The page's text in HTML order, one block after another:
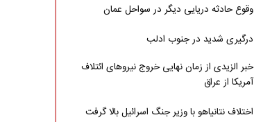
وقوع حادثه دریایی دیگر در سواحل عمان
درگیری شدید در جنوب ادلب
خبر الزیدی از زمان نهایی خروج نیروهای ائتلاف
آمریکا از عراق
اختلاف نتانیاهو با وزیر جنگ اسرائیل بالا گرفت